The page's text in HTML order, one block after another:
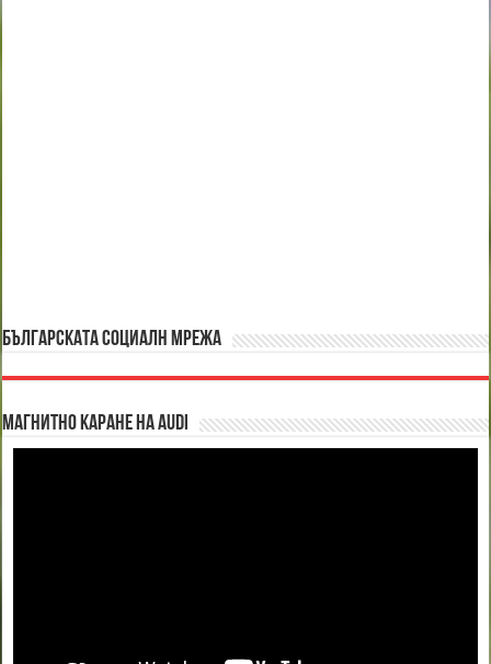
БЪЛГАРСКАТА СОЦИАЛН МРЕЖА
Магнитно каране на Audi